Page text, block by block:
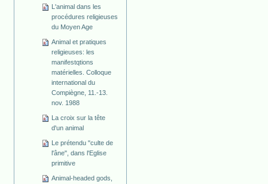
L'animal dans les
procédures religieuses
du Moyen Age
Animal et pratiques
religieuses: les
manifestqtions
matérielles. Colloque
international du
Compiègne, 11.-13.
nov. 1988
La croix sur la tête
d'un animal
Le prétendu "culte de
l'âne", dans l'Eglise
primitive
Animal-headed gods,